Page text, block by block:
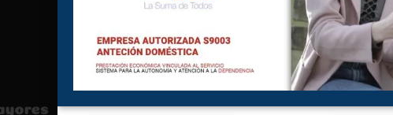
Cuidado de Personas Alcorcón
Enlaces